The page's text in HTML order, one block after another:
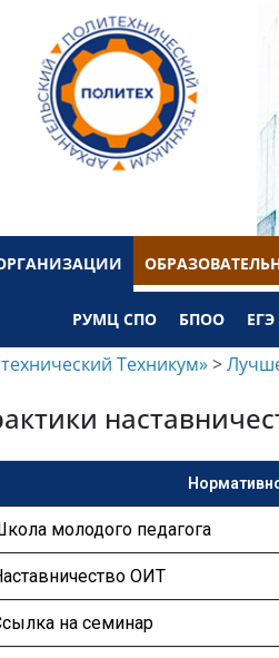
РУМЦ СПО БПОО ЕГЭ
Техникум»>
молодого педагога
ОИТ
на семинар